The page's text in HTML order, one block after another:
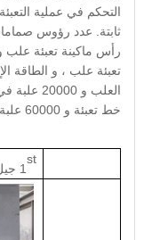
التحكم في عملية
خط تعبئة و 60000 علبة في الساعة خط تعبئة على التوالي.
1
st